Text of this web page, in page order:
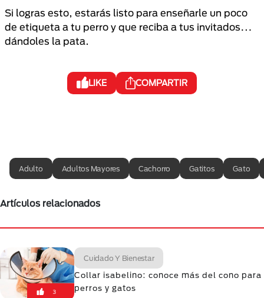
Si logras esto, estarás listo para enseñarle un poco
de etiqueta a tu perro y que reciba a tus invitados…
dándoles la pata.
LIKE COMPARTIR
Adulto Adultos Mayores Cachorro Gatitos Gato
Artículos relacionados
3
Cuidado Y Bienestar
Collar isabelino: conoce más del cono para
perros y gatos